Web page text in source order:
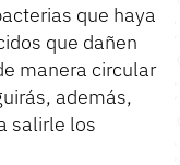
que haya
que dañen
manera circular
además,
salirle los